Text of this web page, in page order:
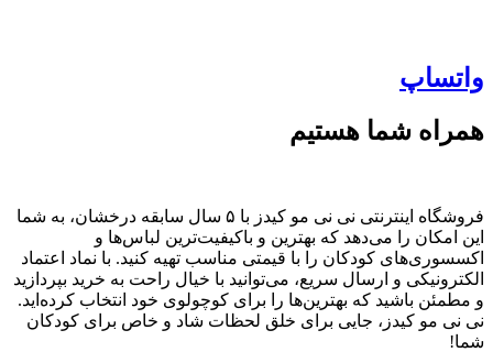
واتساپ
همراه شما هستیم
فروشگاه اینترنتی نی نی مو کیدز با ۵ سال سابقه درخشان، به شما
این امکان را می‌دهد که بهترین و باکیفیت‌ترین لباس‌ها و
اکسسوری‌های کودکان را با قیمتی مناسب تهیه کنید. با نماد اعتماد
الکترونیکی و ارسال سریع، می‌توانید با خیال راحت به خرید بپردازید
و مطمئن باشید که بهترین‌ها را برای کوچولوی خود انتخاب کرده‌اید.
نی نی مو کیدز، جایی برای خلق لحظات شاد و خاص برای کودکان
شما!